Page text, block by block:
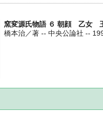
窯変源氏物語 ６ 朝顔 乙女
橋本治／著 -- 中央公論社 --